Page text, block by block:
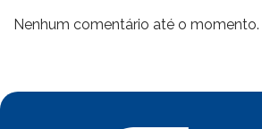
Nenhum comentário até o momento.